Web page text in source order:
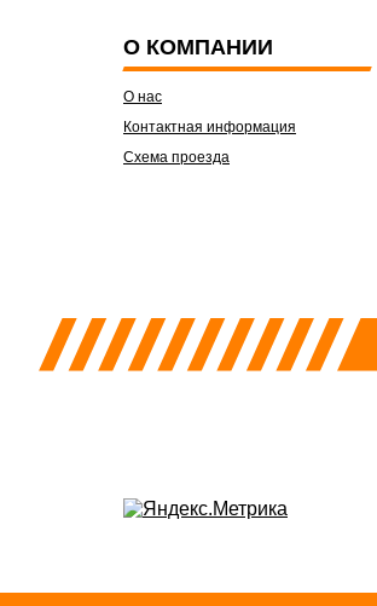
О КОМПАНИИ
О нас
Контактная информация
Схема проезда